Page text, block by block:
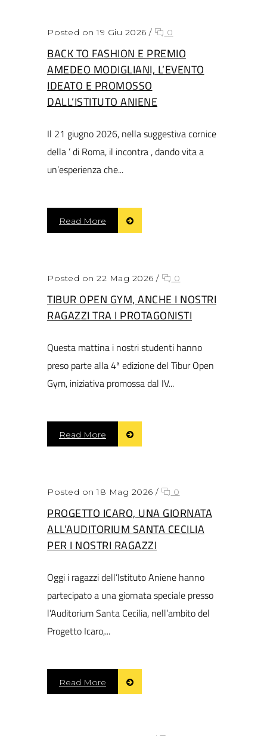
Posted on 19 Giu 2026 / 0
BACK TO FASHION E PREMIO
AMEDEO MODIGLIANI, L’EVENTO
IDEATO E PROMOSSO
DALL’ISTITUTO ANIENE
Il 21 giugno 2026, nella suggestiva cornice
della ’ di Roma, il incontra , dando vita a
un’esperienza che...
Read More
Posted on 22 Mag 2026 / 0
TIBUR OPEN GYM, ANCHE I NOSTRI
RAGAZZI TRA I PROTAGONISTI
Questa mattina i nostri studenti hanno
preso parte alla 4ª edizione del Tibur Open
Gym, iniziativa promossa dal IV...
Read More
Posted on 18 Mag 2026 / 0
PROGETTO ICARO, UNA GIORNATA
ALL’AUDITORIUM SANTA CECILIA
PER I NOSTRI RAGAZZI
Oggi i ragazzi dell’Istituto Aniene hanno
partecipato a una giornata speciale presso
l’Auditorium Santa Cecilia, nell’ambito del
Progetto Icaro,...
Read More